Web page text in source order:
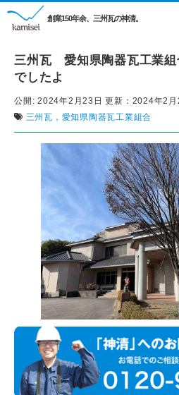
創業150年余、三州瓦の神清。
三州瓦 愛知県陶器瓦工業
でしたよ
公開: 2024年2月23日 更新： 2024年2月
三州瓦，愛知県陶器瓦工業組合